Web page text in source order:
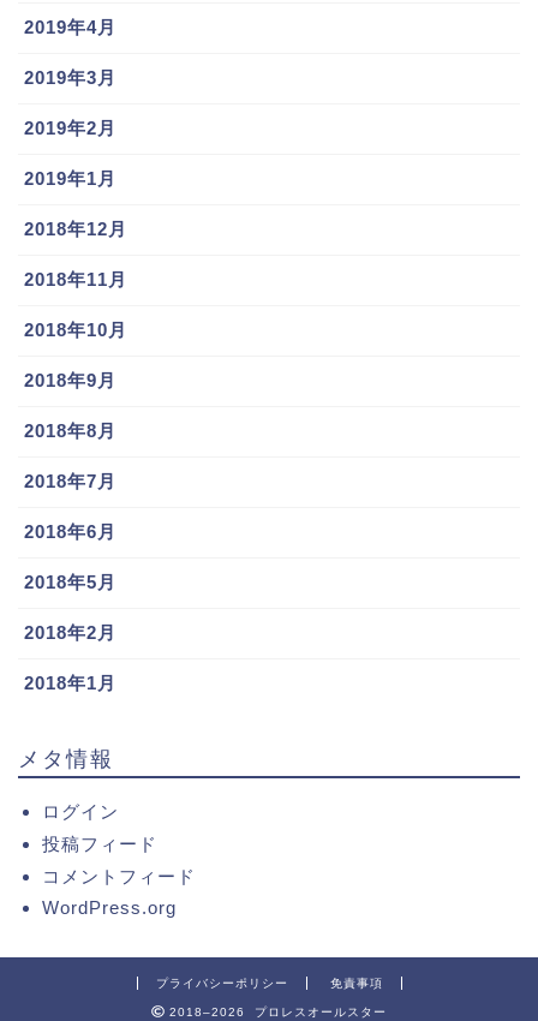
2019年4月
2019年3月
2019年2月
2019年1月
2018年12月
2018年11月
2018年10月
2018年9月
2018年8月
2018年7月
2018年6月
2018年5月
2018年2月
2018年1月
メタ情報
ログイン
投稿フィード
コメントフィード
WordPress.org
プライバシーポリシー 免責事項
2018–2026 プロレスオールスター